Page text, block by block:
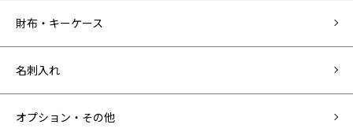
財布・キーケース
名刺入れ
オプション・その他